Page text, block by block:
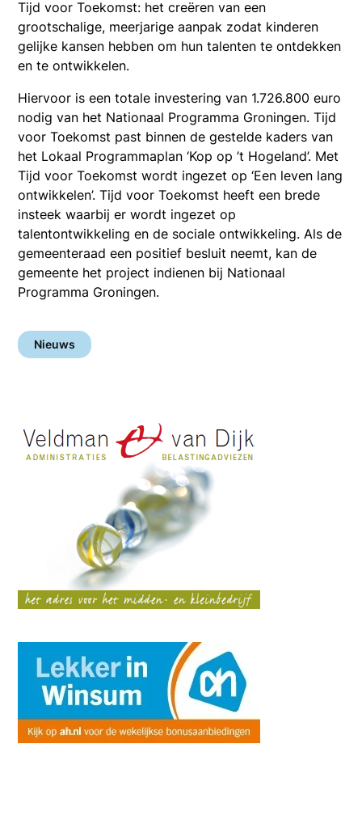
Tijd voor Toekomst: het creëren van een
grootschalige, meerjarige aanpak zodat kinderen
gelijke kansen hebben om hun talenten te ontdekken
en te ontwikkelen.
Hiervoor is een totale investering van 1.726.800 euro
nodig van het Nationaal Programma Groningen. Tijd
voor Toekomst past binnen de gestelde kaders van
het Lokaal Programmaplan ‘Kop op ’t Hogeland’. Met
Tijd voor Toekomst wordt ingezet op ‘Een leven lang
ontwikkelen’. Tijd voor Toekomst heeft een brede
insteek waarbij er wordt ingezet op
talentontwikkeling en de sociale ontwikkeling. Als de
gemeenteraad een positief besluit neemt, kan de
gemeente het project indienen bij Nationaal
Programma Groningen.
Nieuws